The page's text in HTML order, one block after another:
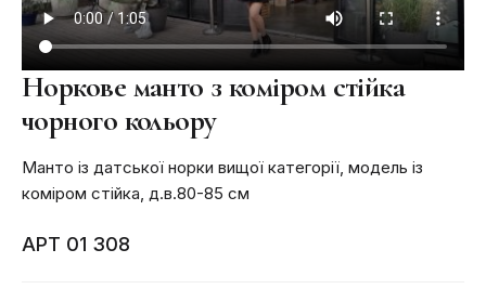
Норкове манто з коміром стійка
чорного кольору
Манто із датської норки вищої категорії, модель із
коміром стійка, д.в.80-85 см
АРТ 01 308